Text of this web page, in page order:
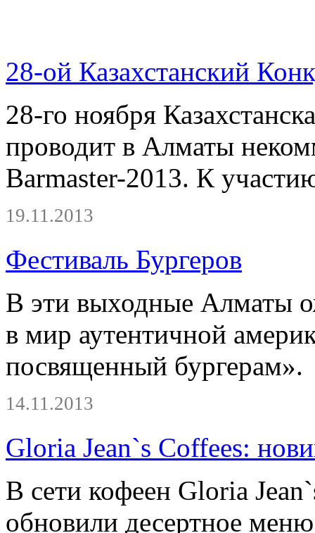
28-ой Казахстанский
28-го ноября
проводит в Алматы
Barmaster-2013. К
19.11.2013
Фестиваль Бургеров
В эти выходные Алматы
в мир аутентичной
посвященный бургерам».
14.11.2013
Gloria Jean`s Coffees:
В сети кофеен Gloria
обновили десертное